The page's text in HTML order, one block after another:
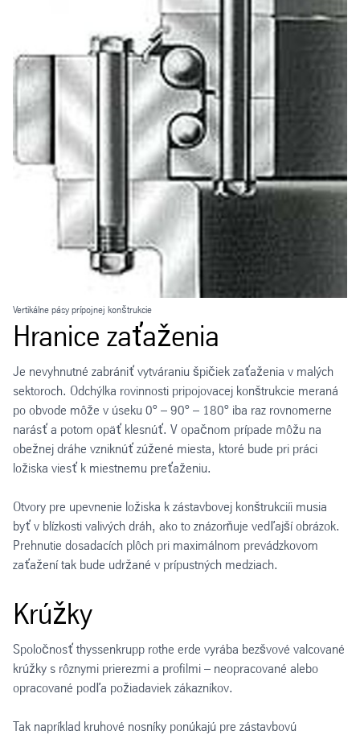
Vertikálne pásy prípojnej konštrukcie
Hranice zaťaženia
Je nevyhnutné zabrániť vytváraniu špičiek zaťaženia v malých
sektoroch. Odchýlka rovinnosti pripojovacej konštrukcie meraná
po obvode môže v úseku 0° – 90° – 180° iba raz rovnomerne
narásť a potom opäť klesnúť. V opačnom prípade môžu na
obežnej dráhe vzniknúť zúžené miesta, ktoré bude pri práci
ložiska viesť k miestnemu preťaženiu.
Otvory pre upevnenie ložiska k zástavbovej konštrukciíi musia
byť v blízkosti valivých dráh, ako to znázorňuje vedľajší obrázok.
Prehnutie dosadacích plôch pri maximálnom prevádzkovom
zaťažení tak bude udržané v prípustných medziach.
Krúžky
Spoločnosť thyssenkrupp rothe erde vyrába bezšvové valcované
krúžky s rôznymi prierezmi a profilmi – neopracované alebo
opracované podľa požiadaviek zákazníkov.
Tak napríklad kruhové nosníky ponúkajú pre zástavbovú